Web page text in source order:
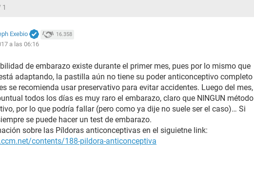
1
Exebio 16.358
a las 06:16
de embarazo existe durante el primer mes, pues por lo mismo que
adaptando, la pastilla aún no tiene su poder anticonceptivo completo
se recomienda usar preservativo para evitar accidentes. Luego del mes,
todos los días es muy raro el embarazo, claro que NINGUN método
por lo que podría fallar (pero como ya dije no suele ser el caso)… Si
se puede hacer un test de embarazo.
sobre las Píldoras anticonceptivas en el siguietne link:
contents/188-pildora-anticonceptiva